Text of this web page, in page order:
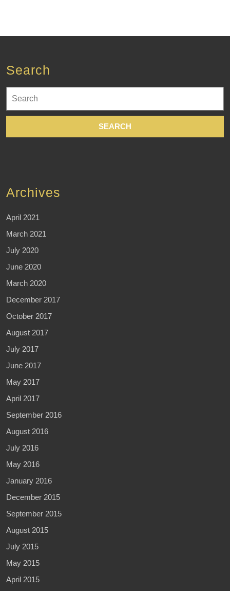
Search
for:
Archives
April 2021
March 2021
July 2020
June 2020
March 2020
December 2017
October 2017
August 2017
July 2017
June 2017
May 2017
April 2017
September 2016
August 2016
July 2016
May 2016
January 2016
December 2015
September 2015
August 2015
July 2015
May 2015
April 2015